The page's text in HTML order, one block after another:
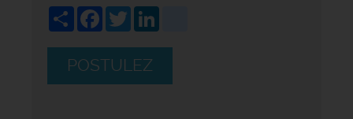
ShareFacebook
Twitter
POSTULEZ